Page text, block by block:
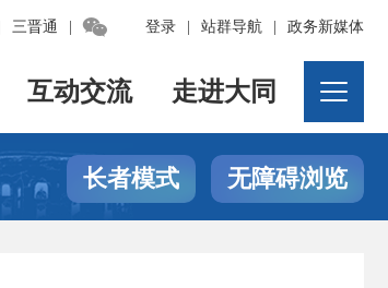
登录 站群导航 政务新媒体
三晋通 
互动交流 走进大同
长者模式 无障碍浏览